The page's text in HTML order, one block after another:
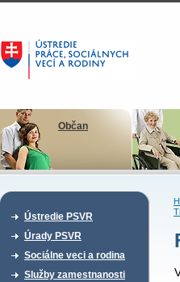
Občan
Ústredie PSVR
Úrady PSVR
Sociálne veci a rodina
Služby zamestnanosti